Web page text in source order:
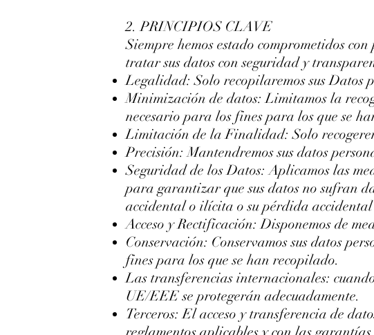
2. PRINCIPIOS CLAVE
Siempre hemos estado comprometidos
tratar sus datos con seguridad y
Legalidad: Solo recopilaremos sus Datos
Minimización de datos: Limitamos la
necesario para los fines para los que se
Limitación de la Finalidad: Solo
Precisión: Mantendremos sus datos
Seguridad de los Datos: Aplicamos las
para garantizar que sus datos no sufran
accidental o ilícita o su pérdida
Acceso y Rectificación: Disponemos de
Conservación: Conservamos sus datos
fines para los que se han recopilado.
Las transferencias internacionales:
UE/EEE se protegerán adecuadamente.
Terceros: El acceso y transferencia de